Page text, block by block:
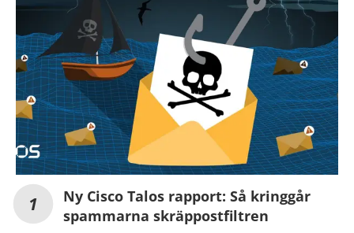
Ny Cisco Talos rapport: Så kringgår
spammarna skräppostfiltren